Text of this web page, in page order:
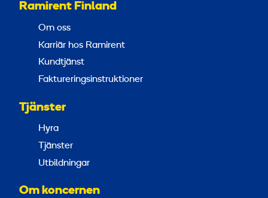
Ramirent Finland
Om oss
Karriär hos Ramirent
Kundtjänst
Faktureringsinstruktioner
Tjänster
Hyra
Tjänster
Utbildningar
Om koncernen